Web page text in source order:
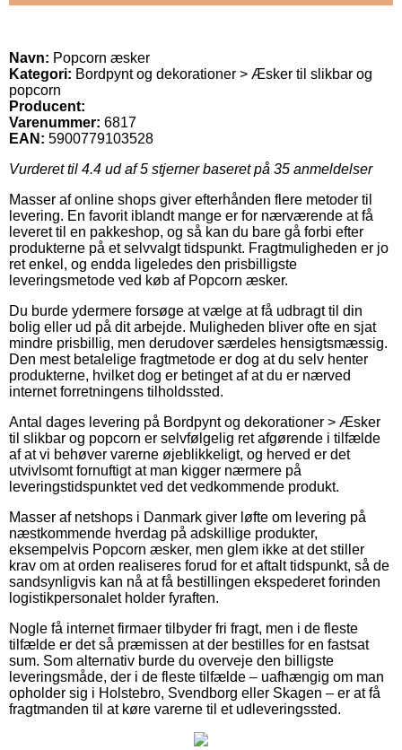
Navn: Popcorn æsker
Kategori: Bordpynt og dekorationer > Æsker til slikbar og
popcorn
Producent:
Varenummer: 6817
EAN: 5900779103528
Vurderet til 4.4 ud af 5 stjerner baseret på 35 anmeldelser
Masser af online shops giver efterhånden flere metoder til
levering. En favorit iblandt mange er for nærværende at få
leveret til en pakkeshop, og så kan du bare gå forbi efter
produkterne på et selvvalgt tidspunkt. Fragtmuligheden er jo
ret enkel, og endda ligeledes den prisbilligste
leveringsmetode ved køb af Popcorn æsker.
Du burde ydermere forsøge at vælge at få udbragt til din
bolig eller ud på dit arbejde. Muligheden bliver ofte en sjat
mindre prisbillig, men derudover særdeles hensigtsmæssig.
Den mest betalelige fragtmetode er dog at du selv henter
produkterne, hvilket dog er betinget af at du er nærved
internet forretningens tilholdssted.
Antal dages levering på Bordpynt og dekorationer > Æsker
til slikbar og popcorn er selvfølgelig ret afgørende i tilfælde
af at vi behøver varerne øjeblikkeligt, og herved er det
utvivlsomt fornuftigt at man kigger nærmere på
leveringstidspunktet ved det vedkommende produkt.
Masser af netshops i Danmark giver løfte om levering på
næstkommende hverdag på adskillige produkter,
eksempelvis Popcorn æsker, men glem ikke at det stiller
krav om at orden realiseres forud for et aftalt tidspunkt, så de
sandsynligvis kan nå at få bestillingen ekspederet forinden
logistikpersonalet holder fyraften.
Nogle få internet firmaer tilbyder fri fragt, men i de fleste
tilfælde er det så præmissen at der bestilles for en fastsat
sum. Som alternativ burde du overveje den billigste
leveringsmåde, der i de fleste tilfælde – uafhængig om man
opholder sig i Holstebro, Svendborg eller Skagen – er at få
fragtmanden til at køre varerne til et udleveringssted.